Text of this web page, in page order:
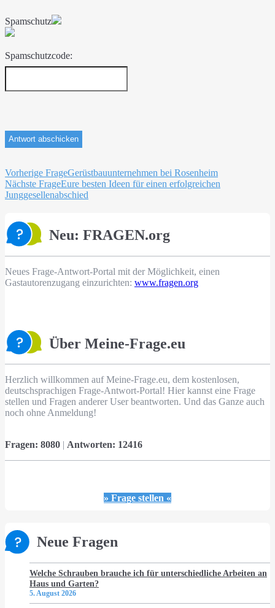
Spamschutz
Spamschutzcode:
Beitragsnavigation
Vorherige FrageGerüstbauunternehmen bei Rosenheim
Nächste FrageEure besten Ideen für einen erfolgreichen
Junggesellenabschied
Neu: FRAGEN.org
Neues Frage-Antwort-Portal mit der Möglichkeit, einen
Gastautorenzugang einzurichten: www.fragen.org
Über Meine-Frage.eu
Herzlich willkommen auf Meine-Frage.eu, dem kostenlosen,
deutschsprachigen Frage-Antwort-Portal! Hier kannst eine Frage
stellen und Fragen anderer User beantworten. Und das Ganze auch
noch ohne Anmeldung!
Fragen: 8080 | Antworten: 12416
» Frage stellen «
Neue Fragen
Welche Schrauben brauche ich für unterschiedliche Arbeiten an
Haus und Garten?
5. August 2026